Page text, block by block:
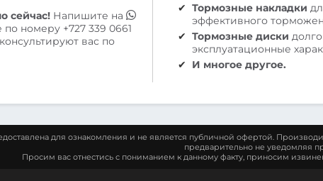
сейчас! Напишите на
по номеру +727 339 0661
вас по
Тормозные накладки
эффективного
Тормозные диски
эксплуатационные
И многое другое.
для ознакомления и не является публичной офертой.
предварительно не уведомляя
Просим вас отнестись с пониманием к данному факту, приносим